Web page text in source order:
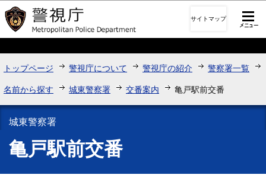
このページの本文へ移動
サイトマップ
トップページ 警視庁について 警視庁の紹介 警察署一覧
名前から探す 城東警察署 交番案内 亀戸駅前交番
城東警察署
亀戸駅前交番